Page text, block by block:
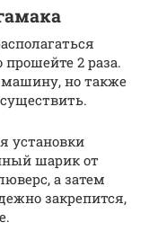
2 раза.
но также
установки
шарик от
а затем
закрепится,